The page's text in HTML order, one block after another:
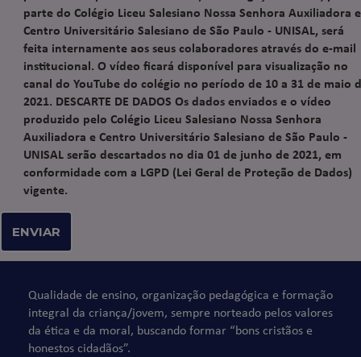
parte do Colégio Liceu Salesiano Nossa Senhora Auxiliadora e
Centro Universitário Salesiano de São Paulo - UNISAL, será
feita internamente aos seus colaboradores através do e-mail
institucional. O vídeo ficará disponível para visualização no
canal do YouTube do colégio no período de 10 a 31 de maio
2021. DESCARTE DE DADOS Os dados enviados e o vídeo
produzido pelo Colégio Liceu Salesiano Nossa Senhora
Auxiliadora e Centro Universitário Salesiano de São Paulo -
UNISAL serão descartados no dia 01 de junho de 2021, em
conformidade com a LGPD (Lei Geral de Proteção de Dados)
vigente.
Qualidade de ensino, organização pedagógica e formação
integral da criança/jovem, sempre norteado pelos valores
da ética e da moral, buscando formar “bons cristãos e
honestos cidadãos”.